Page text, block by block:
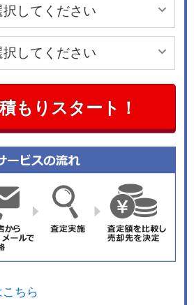
もりスタート！
ちら